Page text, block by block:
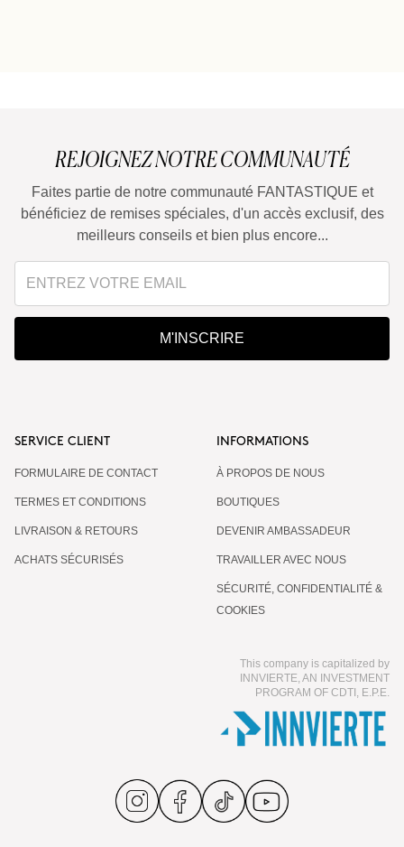
REJOIGNEZ NOTRE COMMUNAUTÉ
Faites partie de notre communauté FANTASTIQUE et
bénéficiez de remises spéciales, d'un accès exclusif, des
meilleurs conseils et bien plus encore...
M'INSCRIRE
SERVICE CLIENT
FORMULAIRE DE CONTACT
TERMES ET CONDITIONS
LIVRAISON & RETOURS
ACHATS SÉCURISÉS
INFORMATIONS
À PROPOS DE NOUS
BOUTIQUES
DEVENIR AMBASSADEUR
TRAVAILLER AVEC NOUS
SÉCURITÉ, CONFIDENTIALITÉ &
COOKIES
This company is capitalized by
INNVIERTE, AN INVESTMENT
PROGRAM OF CDTI, E.P.E.